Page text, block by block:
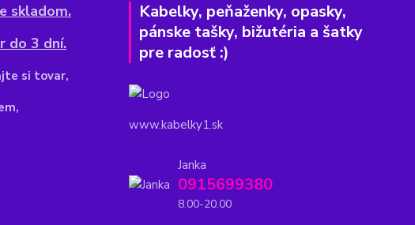
skladom.
do 3 dní.
si tovar,
Kabelky, peňaženky, opasky,
pánske tašky, bižutéria a šatky
pre radosť :)
www.kabelky1.sk
Janka
0915699380
8.00-20.00